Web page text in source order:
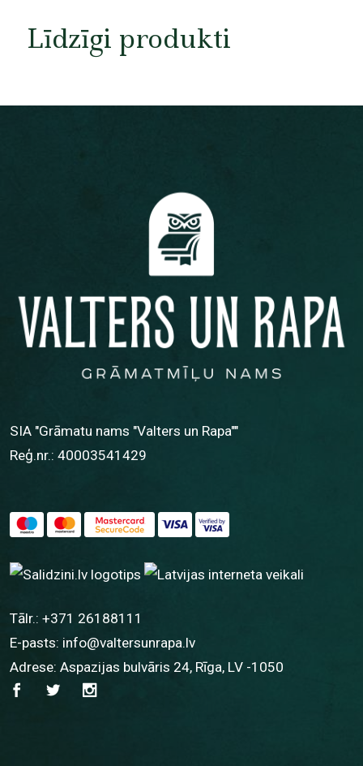
Līdzīgi produkti
SIA "Grāmatu nams "Valters un Rapa""
Reģ.nr.: 40003541429
Tālr.: +371 26188111
E-pasts: info@valtersunrapa.lv
Adrese: Aspazijas bulvāris 24, Rīga, LV -1050